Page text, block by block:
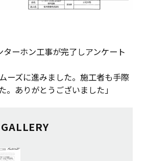
ーホン工事が完了しアンケート
ーズに進みました。施工者も手際
。ありがとうございました」
GALLERY